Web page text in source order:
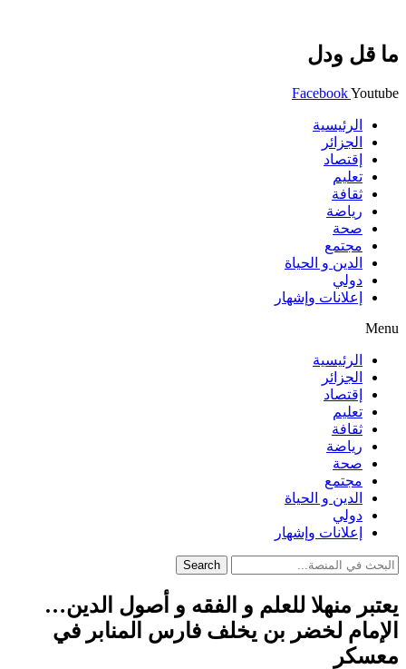
ما قل ودل
FacebookYoutube
الرئيسية
الجزائر
إقتصاد
تعليم
ثقافة
رياضة
صحة
مجتمع
الدين و الحياة
دولي
إعلانات وإشهار
Menu
الرئيسية
الجزائر
إقتصاد
تعليم
ثقافة
رياضة
صحة
مجتمع
الدين و الحياة
دولي
إعلانات وإشهار
Search
يعتبر منهلا للعلم و الفقه و أصول الدين…
الإمام لخضر بن يخلف فارس المنابر في
معسكر